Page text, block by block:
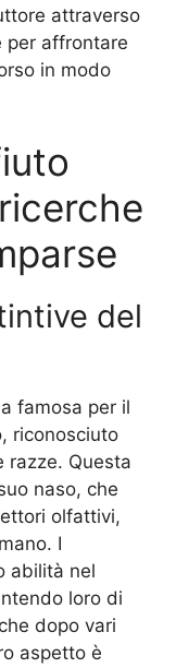
attraverso
per affrontare
in modo
del
famosa per il
riconosciuto
razze. Questa
naso, che
olfattivi,
I
abilità nel
loro di
dopo vari
aspetto è